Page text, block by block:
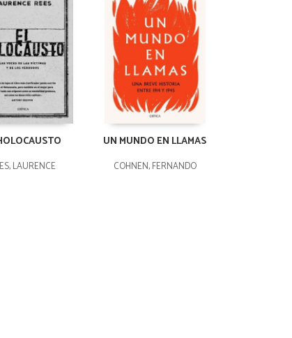
LAURENCE
UN MUNDO EN LLAMAS
COHNEN, FERNANDO